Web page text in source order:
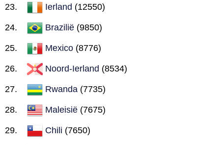
Ierland (12550)
Brazilië (9850)
Mexico (8776)
Noord-Ierland (8534)
Rwanda (7735)
Maleisië (7675)
Chili (7650)